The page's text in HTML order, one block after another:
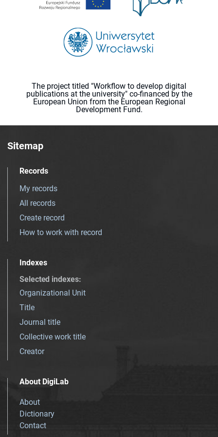
The project titled "Workflow to develop digital
publications at the university" co-financed by the
European Union from the European Regional
Development Fund.
Sitemap
Records
My records
All records
Create record
How to work with record
Indexes
Selected indexes:
Organizational Unit
Title
Journal title
Collective work title
Creator
About DigiLab
About
Dictionary
Contact